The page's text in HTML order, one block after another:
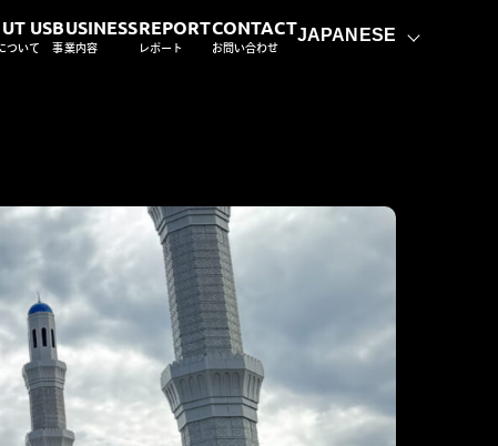
US
ついて
BUSINESS
事業内容
REPORT
レポート
CONTACT
お問い合わせ
JAPANESE